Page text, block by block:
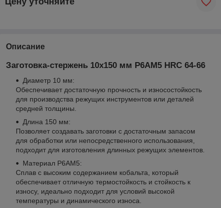
Описание
Заготовка-стержень 10х150 мм Р6АМ5 HRC 64-66
Диаметр 10 мм:
Обеспечивает достаточную прочность и износостойкость
для производства режущих инструментов или деталей
средней толщины.
Длина 150 мм:
Позволяет создавать заготовки с достаточным запасом
для обработки или непосредственного использования,
подходит для изготовления длинных режущих элементов.
Материал Р6АМ5:
Сплав с высоким содержанием кобальта, который
обеспечивает отличную термостойкость и стойкость к
износу, идеально подходит для условий высокой
температуры и динамического износа.